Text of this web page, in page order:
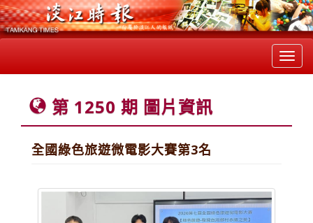
第 1250 期 圖片資訊
全國綠色旅遊微電影大賽第3名